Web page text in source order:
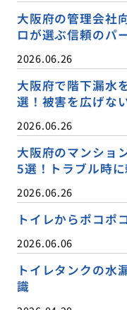
大阪府の管理会社
ロが選ぶ信頼のパ
2026.06.26
大阪府で階下漏水
選！被害を広げな
2026.06.26
大阪府のマンショ
5選！トラブル時
2026.06.26
トイレからポコポ
2026.06.06
トイレタンクの水
識